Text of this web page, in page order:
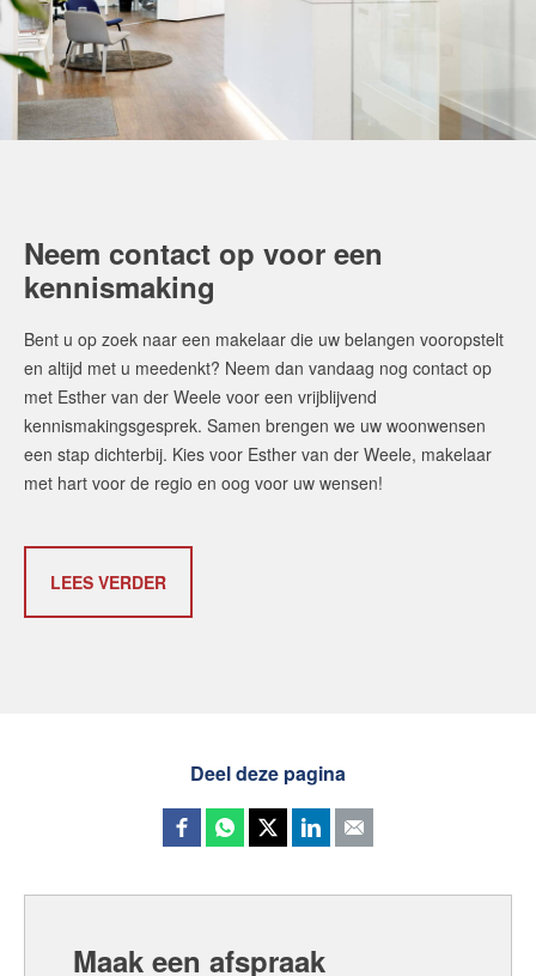
Neem contact op voor een
kennismaking
Bent u op zoek naar een makelaar die uw belangen vooropstelt
en altijd met u meedenkt? Neem dan vandaag nog contact op
met Esther van der Weele voor een vrijblijvend
kennismakingsgesprek. Samen brengen we uw woonwensen
een stap dichterbij. Kies voor Esther van der Weele, makelaar
met hart voor de regio en oog voor uw wensen!
LEES VERDER
Deel deze pagina
Maak een afspraak